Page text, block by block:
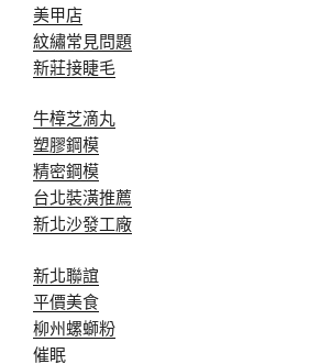
美甲店
紋繡常見問題
新莊接睫毛
牛樟芝滴丸
塑膠鋼模
精密鋼模
台北裝潢推薦
新北沙發工廠
新北聯誼
平價美食
柳州螺螄粉
催眠